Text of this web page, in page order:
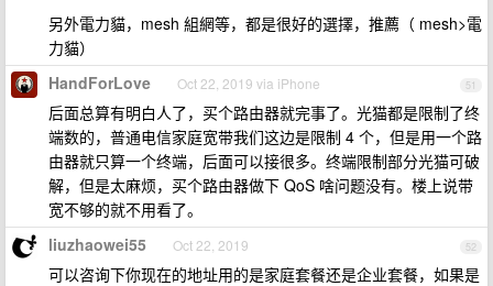
另外電力貓，mesh 組網等，都是很好的選擇，推薦（ mesh>電
力貓）
51
HandForLove Oct 22, 2019 via iPhone
后面总算有明白人了，买个路由器就完事了。光猫都是限制了终
端数的，普通电信家庭宽带我们这边是限制 4 个，但是用一个路
由器就只算一个终端，后面可以接很多。终端限制部分光猫可破
解，但是太麻烦，买个路由器做下 QoS 啥问题没有。楼上说带
宽不够的就不用看了。
52
liuzhaowei55 Oct 22, 2019
可以咨询下你现在的地址用的是家庭套餐还是企业套餐，如果是